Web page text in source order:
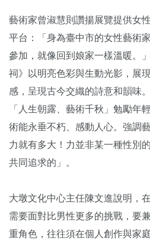
藝術家曾淑慧則讚揚展覽提供女
平台：「 身為臺中市的女性藝術
參加， 就像回到娘家一樣溫暖。
祠》
以明亮色彩與生動光影，展
感， 呈現古今交織的詩意和韻味
「人生朝露、 藝術千秋」勉勵年
術能永垂不朽、 感動人心。強調
力就有多大！ 力並非某一種性別
共同追求的」。
大墩文化中心主任陳文進說明，
需要面對比男性更多的挑戰，要兼
重角色， 往往須在個人創作與家